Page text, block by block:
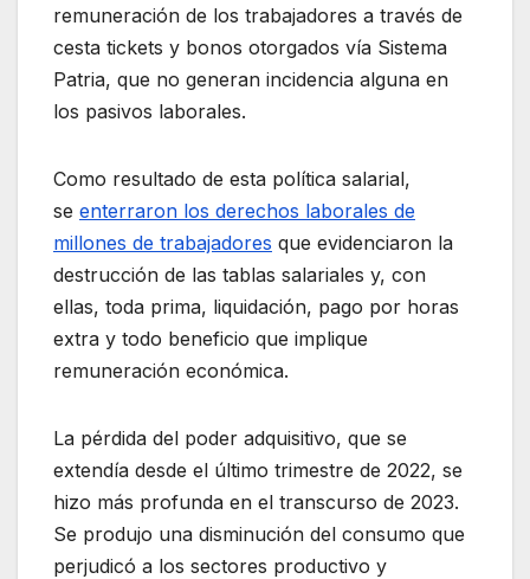
remuneración de los trabajadores a través de
cesta tickets y bonos otorgados vía Sistema
Patria, que no generan incidencia alguna en
los pasivos laborales.
Como resultado de esta política salarial,
se enterraron los derechos laborales de
millones de trabajadores que evidenciaron la
destrucción de las tablas salariales y, con
ellas, toda prima, liquidación, pago por horas
extra y todo beneficio que implique
remuneración económica.
La pérdida del poder adquisitivo, que se
extendía desde el último trimestre de 2022, se
hizo más profunda en el transcurso de 2023.
Se produjo una disminución del consumo que
perjudicó a los sectores productivo y